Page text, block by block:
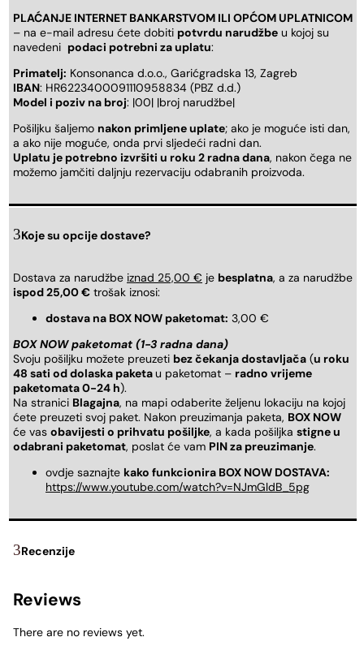
PLAĆANJE INTERNET BANKARSTVOM ILI OPĆOM UPLATNICOM
– na e-mail adresu ćete dobiti potvrdu narudžbe u kojoj su
navedeni podaci potrebni za uplatu:
Primatelj: Konsonanca d.o.o., Garićgradska 13, Zagreb
IBAN: HR6223400091110958834 (PBZ d.d.)
Model i poziv na broj: |00| |broj narudžbe|
Pošiljku šaljemo nakon primljene uplate; ako je moguće isti dan,
a ako nije moguće, onda prvi sljedeći radni dan.
Uplatu je potrebno izvršiti u roku 2 radna dana, nakon čega ne
možemo jamčiti daljnju rezervaciju odabranih proizvoda.
Koje su opcije dostave?
Dostava za narudžbe iznad 25,00 € je besplatna, a za narudžbe
ispod 25,00 € trošak iznosi:
dostava na BOX NOW paketomat: 3,00 €
BOX NOW paketomat (1-3 radna dana)
Svoju pošiljku možete preuzeti bez čekanja dostavljača (u roku
48 sati od dolaska paketau paketomat – radno vrijeme
paketomata 0-24 h).
Na stranici Blagajna, na mapi odaberite željenu lokaciju na kojoj
ćete preuzeti svoj paket. Nakon preuzimanja paketa, BOX NOW
će vas obavijesti o prihvatu pošiljke, a kada pošiljka stigne u
odabrani paketomat, poslat će vam PIN za preuzimanje.
ovdje saznajte kako funkcionira BOX NOW DOSTAVA:
https://www.youtube.com/watch?v=NJmGldB_5pg
Recenzije
Reviews
There are no reviews yet.